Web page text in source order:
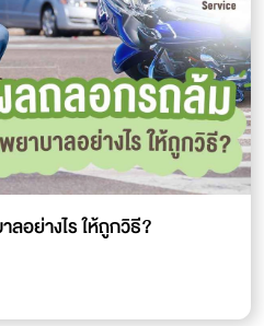
อย่างไร ให้ถูกวิธี?